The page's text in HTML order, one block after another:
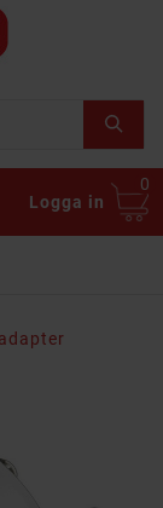
Logga in
0